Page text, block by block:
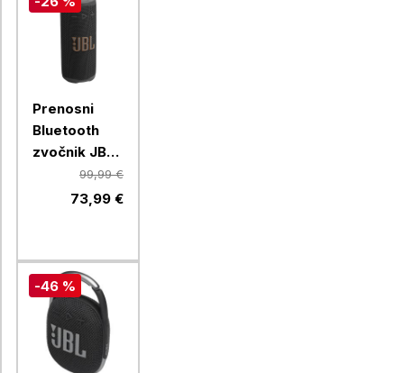
Prenosni
Bluetooth
zvočnik JBL
Grip, black
99,99 €
73,99 €
-46 %